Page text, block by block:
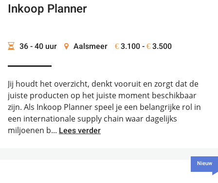
Inkoop Planner
36 - 40 uur Aalsmeer € 3.100 - € 3.500
Jij houdt het overzicht, denkt vooruit en zorgt dat de
juiste producten op het juiste moment beschikbaar
zijn. Als Inkoop Planner speel je een belangrijke rol in
een internationale supply chain waar dagelijks
miljoenen b... Lees verder
Nieuw